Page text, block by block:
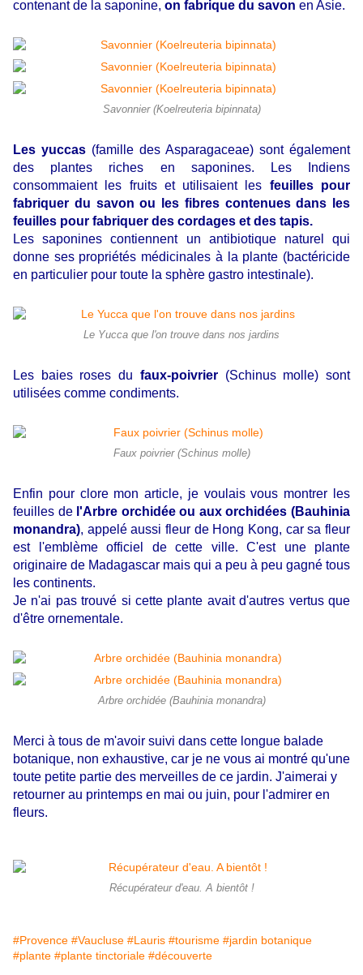
contenant de la saponine, on fabrique du savon en Asie.
Savonnier (Koelreuteria bipinnata)
Les yuccas (famille des Asparagaceae) sont également
des plantes riches en saponines. Les Indiens
consommaient les fruits et utilisaient les feuilles pour
fabriquer du savon ou les fibres contenues dans les
feuilles pour fabriquer des cordages et des tapis.
Les saponines contiennent un antibiotique naturel qui
donne ses propriétés médicinales à la plante (bactéricide
en particulier pour toute la sphère gastro intestinale).
Le Yucca que l'on trouve dans nos jardins
Les baies roses du faux-poivrier(Schinus molle) sont
utilisées comme condiments.
Faux poivrier (Schinus molle)
Enfin pour clore mon article, je voulais vous montrer les
feuilles de l'Arbre orchidée ou aux orchidées (Bauhinia
monandra), appelé aussi fleur de Hong Kong, car sa fleur
est l'emblème officiel de cette ville. C'est une plante
originaire de Madagascar mais qui a peu à peu gagné tous
les continents.
Je n'ai pas trouvé si cette plante avait d'autres vertus que
d'être ornementale.
Arbre orchidée (Bauhinia monandra)
Merci à tous de m'avoir suivi dans cette longue balade
botanique, non exhaustive, car je ne vous ai montré qu'une
toute petite partie des merveilles de ce jardin. J'aimerai y
retourner au printemps en mai ou juin, pour l'admirer en
fleurs.
Récupérateur d'eau. A bientôt !
#Provence #Vaucluse #Lauris #tourisme #jardin botanique
#plante #plante tinctoriale #découverte